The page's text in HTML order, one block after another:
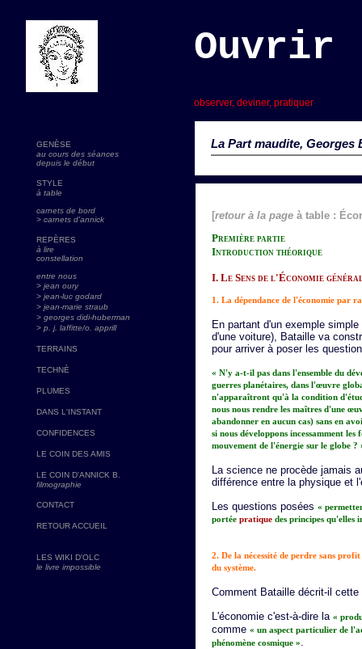
La Part maudite, Georges
observer, deviner, pratiquer
GENÈSE
au cours des séances
depuis le début
STYLE
à table
carnets de bord
> carnets d'annick
REPÈRES
à lire
constellation
entre nous
> jean oury
> jean-luc godard
> jean-marie straub
> georges didi-huberman
> p. j. laffitte/o. apprill
TERRAINS
TECHNÈ
PLUMES
DANS L'INSTANT
CONFIDENCES
LE COIN DES AMIS
LE COIN D'ANNICK B.
filmographie
CONTACT
RETOUR ACCUEIL
LES WIKI D'OLC
le livre impossible
[retour à la page à table :
Première partie
Introduction théorique
I. Le Sens de l'Économie
1. La dépendance de l'économie par
En partant d'un exemple
d'une voiture), Bataille va
pour arriver à poser les
« N'y a-t-il pas dans l'ensemble du
guerres planétaires, dans l'œuvre
n'apparaîtront qu'à la condition
nous nous rendre les maîtres d'une
abandonner en aucun cas) sans en
si nous développons incessamment
mouvement de l'énergie sur le globe ?
La science ne procède jamais
différence entre la physique et
Les questions posées «
portée pratique des principes qu'elles
2. De la nécessité de perdre sans
du système.
Comment Bataille décrit-il
L'économie c'est-à-dire la «
comme « un aspect particulier de
phénomène cosmique ».
Ouvrir